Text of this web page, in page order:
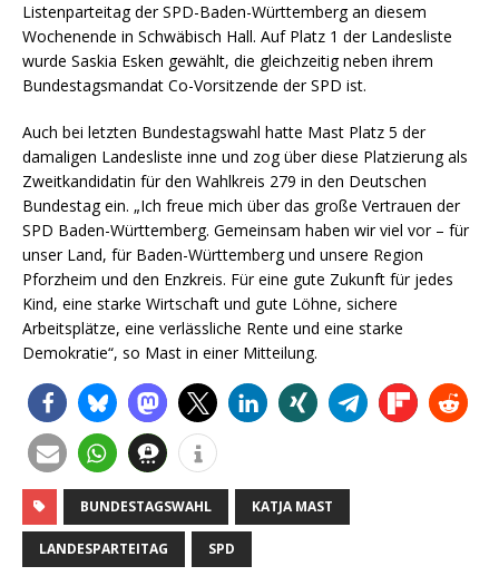
Listenparteitag der SPD-Baden-Württemberg an diesem
Wochenende in Schwäbisch Hall. Auf Platz 1 der Landesliste
wurde Saskia Esken gewählt, die gleichzeitig neben ihrem
Bundestagsmandat Co-Vorsitzende der SPD ist.
Auch bei letzten Bundestagswahl hatte Mast Platz 5 der
damaligen Landesliste inne und zog über diese Platzierung als
Zweitkandidatin für den Wahlkreis 279 in den Deutschen
Bundestag ein. „Ich freue mich über das große Vertrauen der
SPD Baden-Württemberg. Gemeinsam haben wir viel vor – für
unser Land, für Baden-Württemberg und unsere Region
Pforzheim und den Enzkreis. Für eine gute Zukunft für jedes
Kind, eine starke Wirtschaft und gute Löhne, sichere
Arbeitsplätze, eine verlässliche Rente und eine starke
Demokratie“, so Mast in einer Mitteilung.
BUNDESTAGSWAHL KATJA MAST
LANDESPARTEITAG SPD